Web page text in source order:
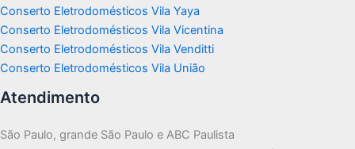
Conserto Eletrodomésticos Vila Yaya
Conserto Eletrodomésticos Vila Vicentina
Conserto Eletrodomésticos Vila Venditti
Conserto Eletrodomésticos Vila União
Atendimento
São Paulo, grande São Paulo e ABC Paulista